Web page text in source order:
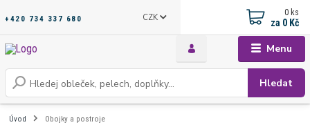
Menu
CZK
Hledat
+420 734 337 680
0 ks
za 0 Kč
Úvod Obojky a postroje